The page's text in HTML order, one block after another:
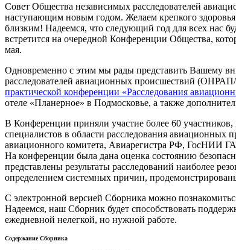
Совет Общества независимых расследователей
наступающим новым годом. Желаем крепкого
близким! Надеемся, что следующий год для всех нас
встретится на очередной Конференции Общества,
мая.
Одновременно с этим мы рады представить Вашему
расследователей авиационных происшествий
практической конференции «Расследования
отеле «Планерное» в Подмосковье, а также
В Конференции приняли участие более 60
специалистов в области расследования
авиационного комитета, Авиарегистра РФ, ГосНИИ
На конференции была дана оценка состоянию
представлены результаты расследований наиболее
определением системных причин,
С электронной версией Сборника можно
Надеемся, наш Сборник будет способствовать
ежедневной нелегкой, но нужной работе.
Содержание Сборника